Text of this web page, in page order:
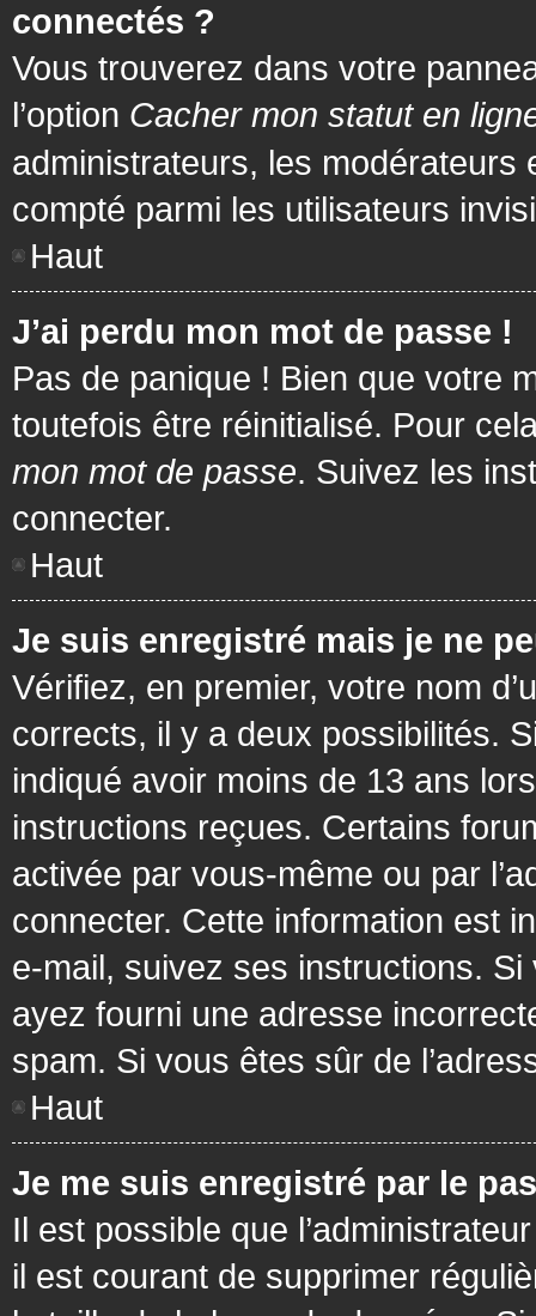
connectés ?
Vous trouverez dans votre
l’option Cacher mon statut en
administrateurs, les
compté parmi les utilisateurs
Haut
J’ai perdu mon mot de passe !
Pas de panique ! Bien que votre
toutefois être réinitialisé. Pour
mon mot de passe. Suivez les
connecter.
Haut
Je suis enregistré mais je ne
Vérifiez, en premier, votre nom
corrects, il y a deux possibilités.
indiqué avoir moins de 13 ans
instructions reçues. Certains
activée par vous-même ou par
connecter. Cette information est
e-mail, suivez ses instructions. Si
ayez fourni une adresse
spam. Si vous êtes sûr de
Haut
Je me suis enregistré par le
Il est possible que
il est courant de supprimer